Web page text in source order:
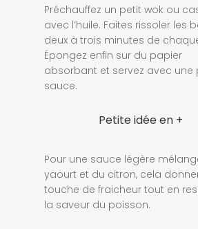
Préchauffez un petit wok ou
avec l’huile. Faites rissoler les
deux à trois minutes de
Épongez enfin sur du papier
absorbant et servez avec une
sauce.
Petite idée en +
Pour une sauce légère
yaourt et du citron, cela
touche de fraicheur tout en
la saveur du poisson.